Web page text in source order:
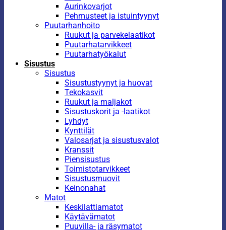
Aurinkovarjot
Pehmusteet ja istuintyynyt
Puutarhanhoito
Ruukut ja parvekelaatikot
Puutarhatarvikkeet
Puutarhatyökalut
Sisustus
Sisustus
Sisustustyynyt ja huovat
Tekokasvit
Ruukut ja maljakot
Sisustuskorit ja -laatikot
Lyhdyt
Kynttilät
Valosarjat ja sisustusvalot
Kranssit
Piensisustus
Toimistotarvikkeet
Sisustusmuovit
Keinonahat
Matot
Keskilattiamatot
Käytävämatot
Puuvilla- ja räsymatot